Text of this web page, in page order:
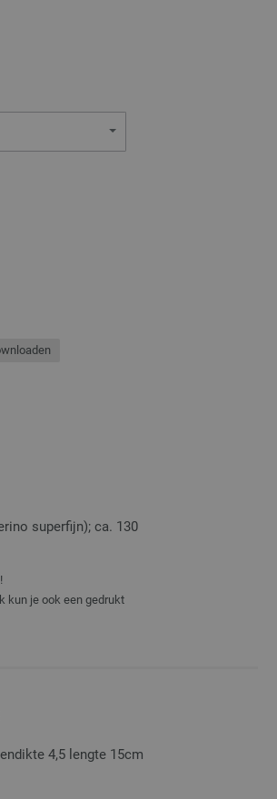
superfijn); ca. 130
kun je ook een gedrukt
4,5 lengte 15cm